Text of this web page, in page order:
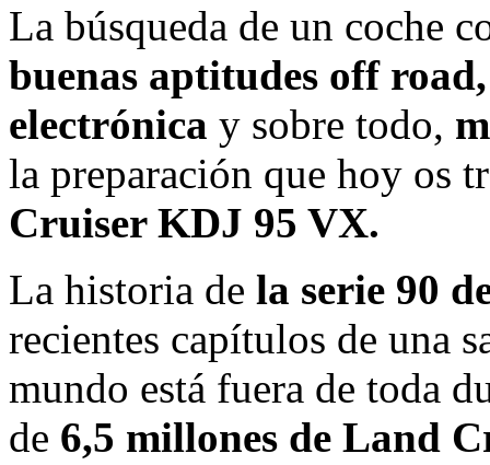
La búsqueda de un coche
buenas aptitudes off
electrónica y sobre todo,
la preparación que hoy os
Cruiser KDJ 95 VX.
La historia de la serie 90
recientes capítulos de una
mundo está fuera de toda
de 6,5 millones de Land